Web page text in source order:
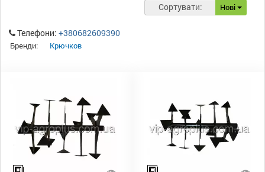
Сортувати: Нові
Телефони: +380682609390
Бренди: Крючков